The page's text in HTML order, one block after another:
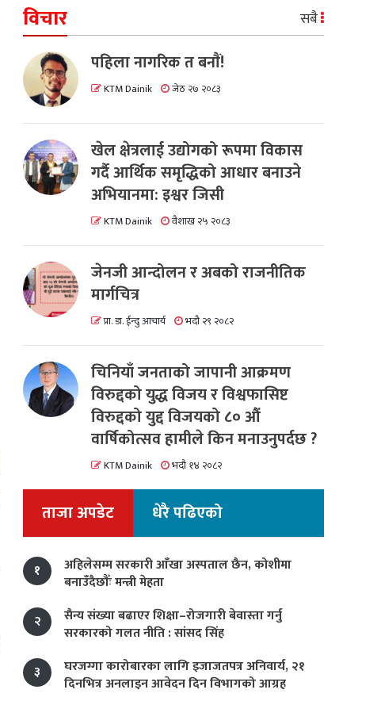
विचार सबै
पहिला नागरिक त बनाैं!
KTM Dainik जेठ २७ २०८३
खेल क्षेत्रलाई उद्योगको रूपमा विकास
गर्दै आर्थिक समृद्धिको आधार बनाउने
अभियानमा: इश्वर जिसी
KTM Dainik वैशाख २५ २०८३
जेनजी आन्दोलन र अबको राजनीतिक
मार्गचित्र
प्रा. डा. ईन्दु आचार्य भदौ २९ २०८२
चिनियाँ जनताको जापानी आक्रमण
विरुद्दको युद्ध विजय र विश्वफासिष्ट
विरुद्दको युद्द विजयको ८० औं
वार्षिकोत्सव हामीले किन मनाउनुपर्दछ ?
KTM Dainik भदौ १४ २०८२
ताजा अपडेट धेरै पढिएको
१
अहिलेसम्म सरकारी आँखा अस्पताल छैन, कोशीमा
बनाउँदैछौँः मन्त्री मेहता
२
सैन्य संख्या बढाएर शिक्षा–रोजगारी बेवास्ता गर्नु
सरकारको गलत नीति : सांसद सिंह
३
घरजग्गा कारोबारका लागि इजाजतपत्र अनिवार्य, २१
दिनभित्र अनलाइन आवेदन दिन विभागको आग्रह